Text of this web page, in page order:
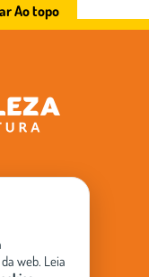
Ao topo
web. Leia